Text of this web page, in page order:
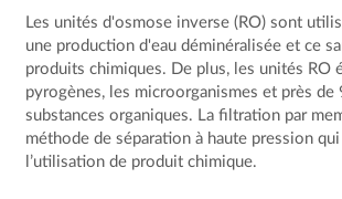
Les unités d'osmose inverse (RO) sont
une production d'eau déminéralisée et ce
produits chimiques. De plus, les unités RO
pyrogènes, les microorganismes et près de
substances organiques. La filtration par
méthode de séparation à haute pression
l’utilisation de produit chimique.